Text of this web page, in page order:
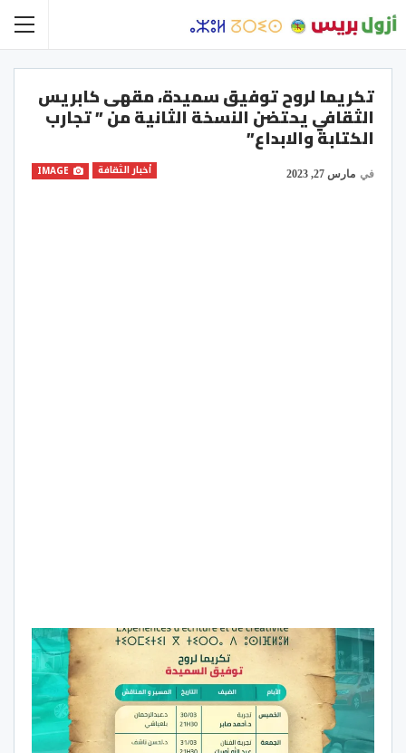
تكريما لروح توفيق سميدة، مقهى كابريس
الثقافي يحتضن النسخة الثانية من ” تجارب
الكتابة والابداع”
أخبار الثقافة في مارس 27, 2023